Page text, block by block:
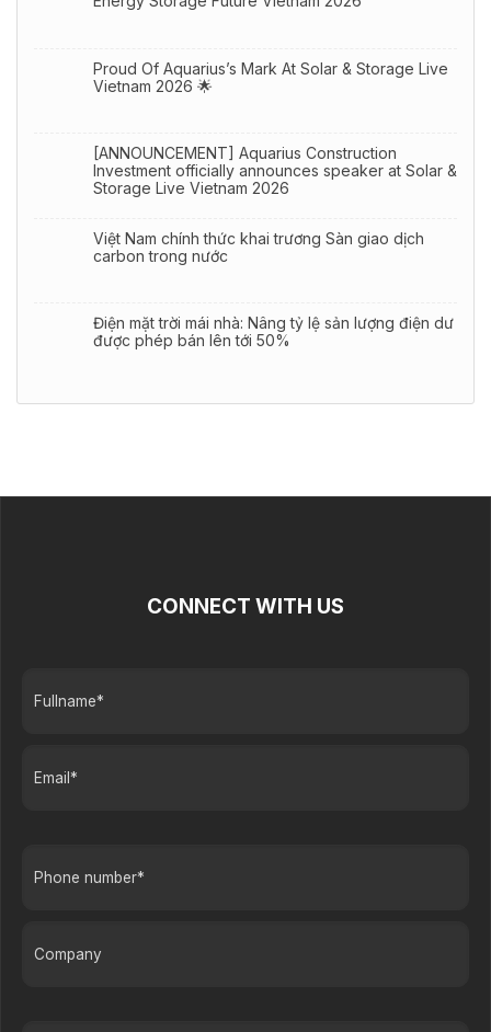
Proud Of Aquarius’s Mark At Solar & Storage Live
Vietnam 2026 🌟
[ANNOUNCEMENT] Aquarius Construction
Investment officially announces speaker at Solar &
Storage Live Vietnam 2026
Việt Nam chính thức khai trương Sàn giao dịch
carbon trong nước
Điện mặt trời mái nhà: Nâng tỷ lệ sản lượng điện dư
được phép bán lên tới 50%
CONNECT WITH US